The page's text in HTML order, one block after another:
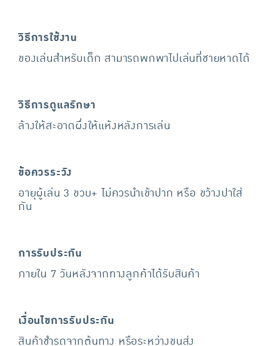
วิธีการใช้งาน
ของเล่นสำหรับเด็ก สามารถพกพาไปเล่นที่ชายหาดได้
วิธีการดูแลรักษา
ล้างให้สะอาดผึ่งให้แห้งหลังการเล่น
ข้อควรระวัง
อายุผู้เล่น 3 ขวบ+ ไม่ควรนำเข้าปาก หรือ ขว้างปาใส่
กัน
การรับประกัน
ภายใน 7 วันหลังจากทางลูกค้าได้รับสินค้า
เงื่อนไขการรับประกัน
สินค้าชำรุดจากต้นทาง หรือระหว่างขนส่ง